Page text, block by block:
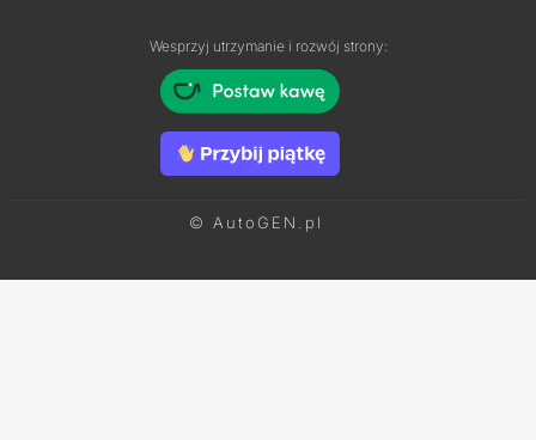
Wesprzyj utrzymanie i rozwój strony:
© AutoGEN.pl